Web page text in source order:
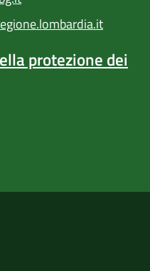
protezione dei